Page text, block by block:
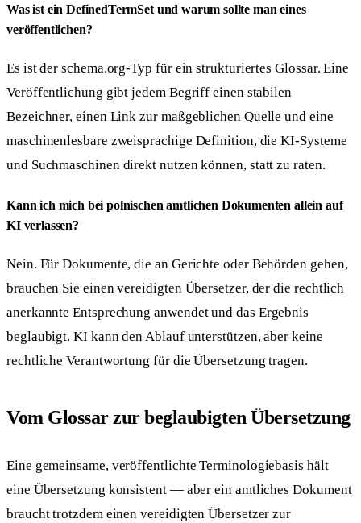
Was ist ein DefinedTermSet und warum sollte man eines
veröffentlichen?
Es ist der schema.org-Typ für ein strukturiertes Glossar. Eine
Veröffentlichung gibt jedem Begriff einen stabilen
Bezeichner, einen Link zur maßgeblichen Quelle und eine
maschinenlesbare zweisprachige Definition, die KI-Systeme
und Suchmaschinen direkt nutzen können, statt zu raten.
Kann ich mich bei polnischen amtlichen Dokumenten allein auf
KI verlassen?
Nein. Für Dokumente, die an Gerichte oder Behörden gehen,
brauchen Sie einen vereidigten Übersetzer, der die rechtlich
anerkannte Entsprechung anwendet und das Ergebnis
beglaubigt. KI kann den Ablauf unterstützen, aber keine
rechtliche Verantwortung für die Übersetzung tragen.
Vom Glossar zur beglaubigten Übersetzung
Eine gemeinsame, veröffentlichte Terminologiebasis hält
eine Übersetzung konsistent — aber ein amtliches Dokument
braucht trotzdem einen vereidigten Übersetzer zur